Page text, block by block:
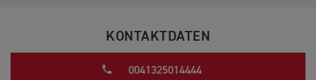
KONTAKTDATEN
0041325014444